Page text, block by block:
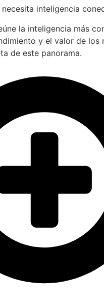
inteligencia
la inteligencia más
y el valor de los
de este panorama.